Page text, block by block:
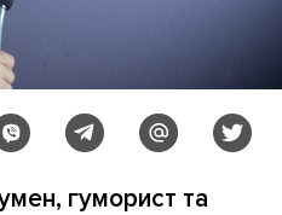
гуморист та